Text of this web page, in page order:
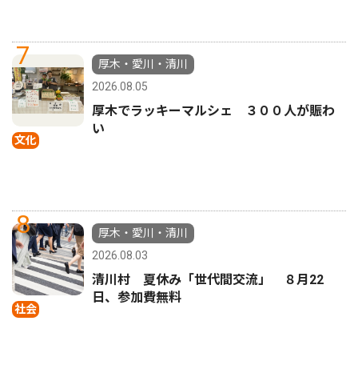
7
文化
厚木・愛川・清川
2026.08.05
厚木でラッキーマルシェ ３００人が賑わ
い
8
社会
厚木・愛川・清川
2026.08.03
清川村 夏休み「世代間交流」 ８月22
日、参加費無料